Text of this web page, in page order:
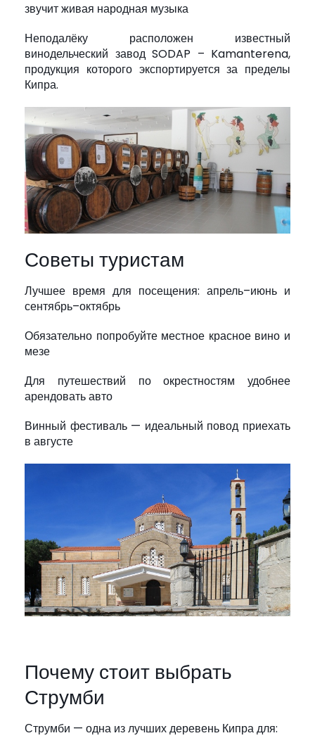
звучит живая народная музыка
Неподалёку расположен известный
винодельческий завод SODAP – Kamanterena,
продукция которого экспортируется за пределы
Кипра.
Советы туристам
Лучшее время для посещения: апрель–июнь и
сентябрь–октябрь
Обязательно попробуйте местное красное вино и
мезе
Для путешествий по окрестностям удобнее
арендовать авто
Винный фестиваль — идеальный повод приехать
в августе
Почему стоит выбрать
Струмби
Струмби — одна из лучших деревень Кипра для: